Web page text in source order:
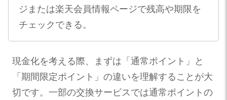
ジまたは楽天会員情報ページで残高や期限を
チェックできる。
現金化を考える際、まずは「通常ポイント」と
「期間限定ポイント」の違いを理解することが大
切です。一部の交換サービスでは通常ポイントの